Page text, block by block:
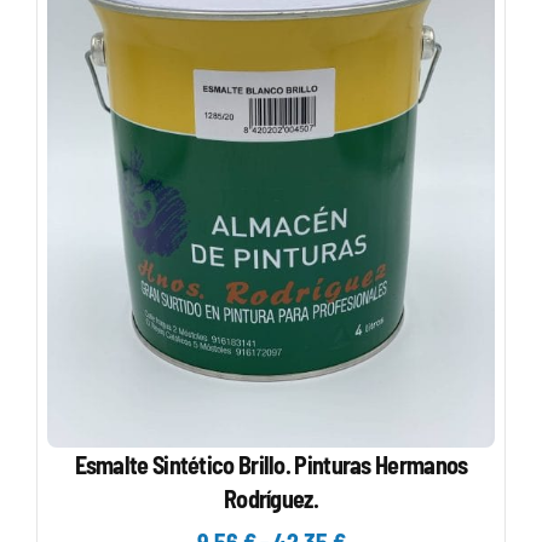
Esmalte Sintético Brillo. Pinturas Hermanos
Rodríguez.